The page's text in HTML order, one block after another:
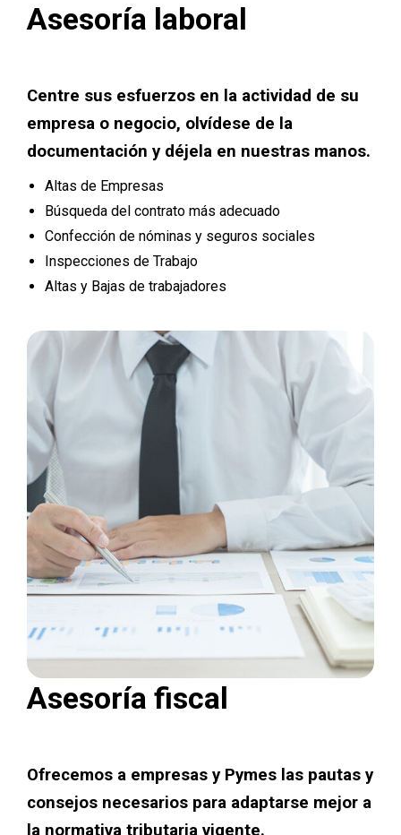
Asesoría laboral
Centre sus esfuerzos en la actividad de su
empresa o negocio, olvídese de la
documentación y déjela en nuestras manos.
Altas de Empresas
Búsqueda del contrato más adecuado
Confección de nóminas y seguros sociales
Inspecciones de Trabajo
Altas y Bajas de trabajadores
Asesoría fiscal
Ofrecemos a empresas y Pymes las pautas y
consejos necesarios para adaptarse mejor a
la normativa tributaria vigente.